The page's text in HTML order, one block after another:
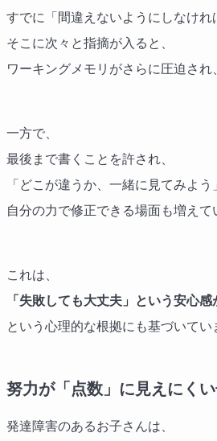
すでに「間違えないようにしなけれ
そこに次々と指摘が入ると、
ワーキングメモリがさらに圧迫され
一方で、
最後まで書くことを許され、
「どこが違うか、一緒に見てみよう
自分の力で修正できる場面も増えて
これは、
「失敗しても大丈夫」という安心
という心理的な根拠にも基づいてい
努力が「点数」に見えにく
発達障害のあるお子さんは、